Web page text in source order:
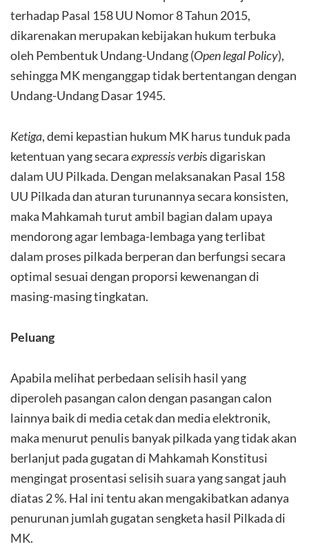
terhadap Pasal 158 UU Nomor 8 Tahun 2015,
dikarenakan merupakan kebijakan hukum terbuka
oleh Pembentuk Undang-Undang (Open legal Policy),
sehingga MK menganggap tidak bertentangan dengan
Undang-Undang Dasar 1945.
Ketiga, demi kepastian hukum MK harus tunduk pada
ketentuan yang secaraexpressis verbis digariskan
dalam UU Pilkada. Dengan melaksanakan Pasal 158
UU Pilkada dan aturan turunannya secara konsisten,
maka Mahkamah turut ambil bagian dalam upaya
mendorong agar lembaga-lembaga yang terlibat
dalam proses pilkada berperan dan berfungsi secara
optimal sesuai dengan proporsi kewenangan di
masing-masing tingkatan.
Peluang
Apabila melihat perbedaan selisih hasil yang
diperoleh pasangan calon dengan pasangan calon
lainnya baik di media cetak dan media elektronik,
maka menurut penulis banyak pilkada yang tidak akan
berlanjut pada gugatan di Mahkamah Konstitusi
mengingat prosentasi selisih suara yang sangat jauh
diatas 2 %. Hal ini tentu akan mengakibatkan adanya
penurunan jumlah gugatan sengketa hasil Pilkada di
MK.